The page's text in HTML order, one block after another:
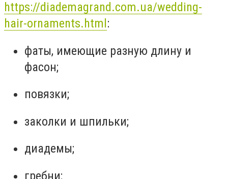
https://diademagrand.com.ua/wedding-
hair-ornaments.html :
фаты, имеющие разную длину и
фасон;
повязки;
заколки и шпильки;
диадемы;
гребни;